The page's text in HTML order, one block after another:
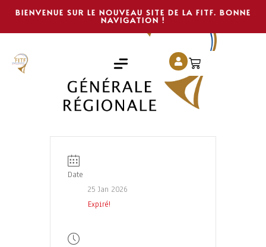
BIENVENUE SUR LE NOUVEAU SITE DE LA FITF. BONNE
NAVIGATION !
Date
25 Jan 2026
Expiré!